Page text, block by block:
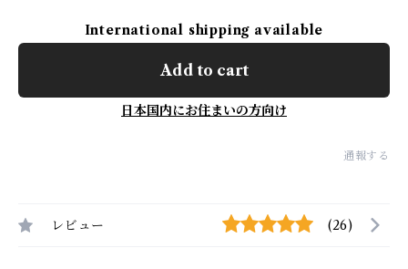
International shipping available
Add to cart
日本国内にお住まいの方向け
通報する
レビュー (26)